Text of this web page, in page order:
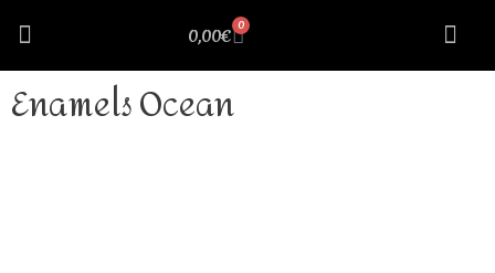
0,00€ 0
Enamels Ocean